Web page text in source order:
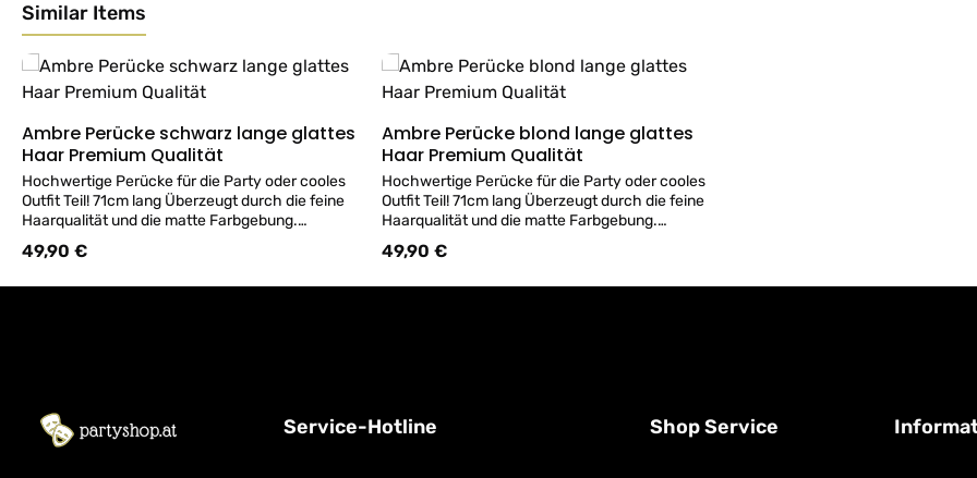
Similar Items
Produktgalerie überspringen
Details
Ambre Perücke schwarz lange glattes
Haar Premium Qualität
Hochwertige Perücke für die Party oder cooles
Outfit Teil! 71cm lang Überzeugt durch die feine
Haarqualität und die matte Farbgebung.
Beieindruckend wie eine Echthaar Perücke!
ACHTUNG kein Versand von Perücken -
Regulärer Preis:
49,90 €
Details
Ambre Perücke blond lange glattes
Haar Premium Qualität
Hochwertige Perücke für die Party oder cooles
Outfit Teil! 71cm lang Überzeugt durch die feine
Haarqualität und die matte Farbgebung.
Beieindruckend wie eine Echthaar Perücke!
ACHTUNG kein Versand von Perücken -
Regulärer Preis:
49,90 €
Service-Hotline Shop Service